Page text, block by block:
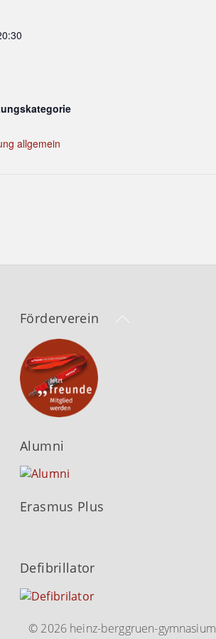
allgemein
Förderverein
Alumni
Erasmus Plus
Defibrillator
© 2026 heinz-berggruen-gymnasium